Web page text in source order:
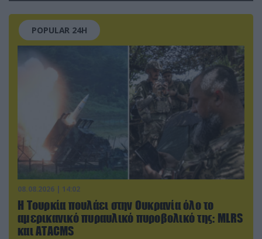
POPULAR 24H
08.08.2026 | 14:02
Η Τουρκία πουλάει στην Ουκρανία όλο το
αμερικανικό πυραυλικό πυροβολικό της: MLRS
και ΑΤΑCMS